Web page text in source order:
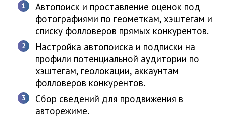
Автопоиск и проставление оценок под
фотографиями по геометкам, хэштегам и
списку фолловеров прямых конкурентов.
Настройка автопоиска и подписки на
профили потенциальной аудитории по
хэштегам, геолокации, аккаунтам
фолловеров конкурентов.
Сбор сведений для продвижения в
авторежиме.